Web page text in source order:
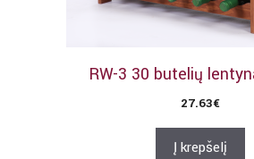
RW-3 30 butelių
27.63€
Į krepšelį